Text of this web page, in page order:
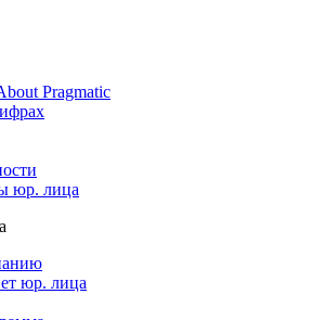
Pragmatic
юр. лица
юр. лица